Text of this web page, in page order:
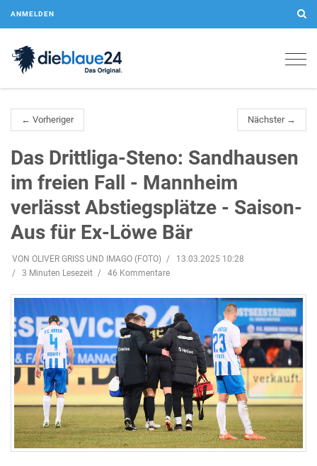
ANMELDEN
← Vorheriger Nächster →
Das Drittliga-Steno: Sandhausen
im freien Fall - Mannheim
verlässt Abstiegsplätze - Saison-
Aus für Ex-Löwe Bär
VON OLIVER GRISS UND IMAGO (FOTO)
13.03.2025 10:28
3 Minuten Lesezeit
46 Kommentare